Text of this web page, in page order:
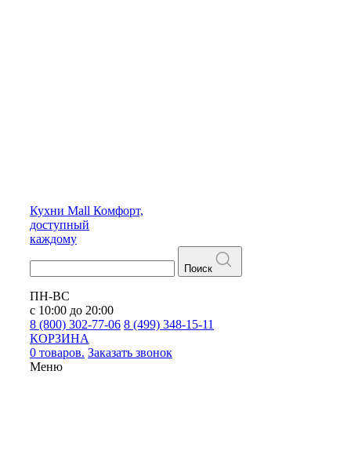
Кухни Mall Комфорт,
доступный
каждому
Поиск
ПН-ВС
с 10:00 до 20:00
8 (800) 302-77-06 8 (499) 348-15-11
КОРЗИНА
0 товаров. Заказать звонок
Меню